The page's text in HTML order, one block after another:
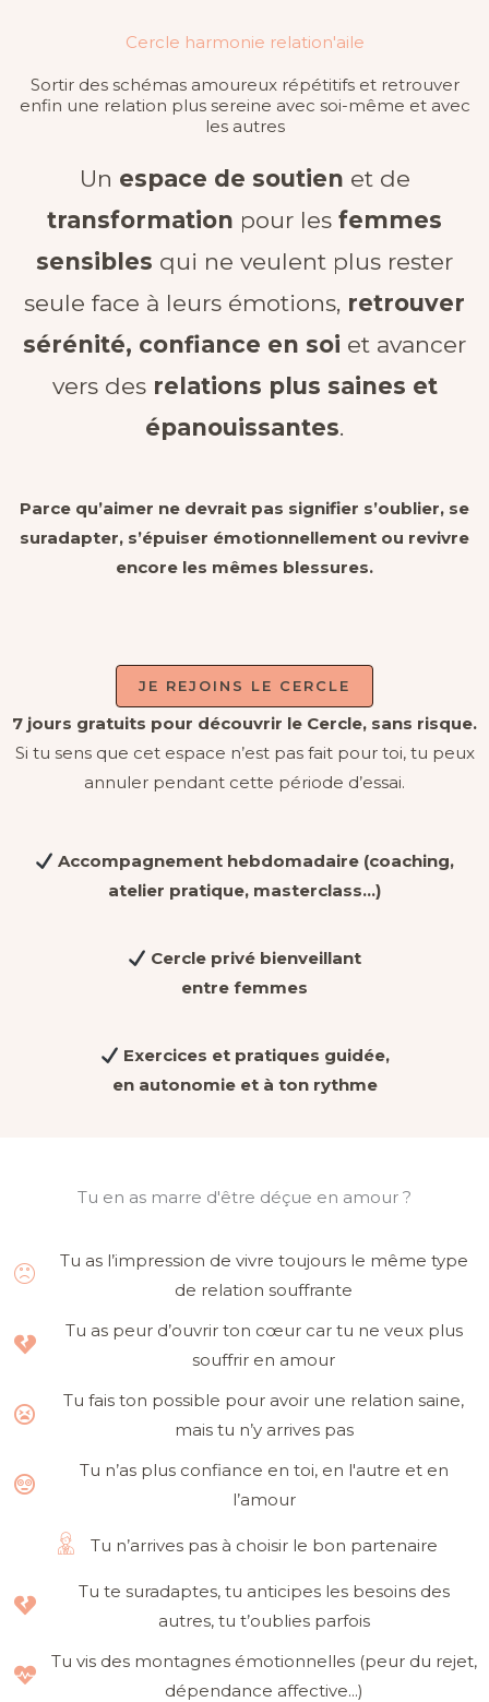
Cercle harmonie relation'aile
Sortir des schémas amoureux répétitifs et retrouver
enfin une relation plus sereine avec soi-même et avec
les autres
Un espace de soutien et de
transformation pour les femmes
sensibles qui ne veulent plus rester
seule face à leurs émotions, retrouver
sérénité, confiance en soi et avancer
vers des relations plus saines et
épanouissantes.
Parce qu’aimer ne devrait pas signifier s’oublier, se
suradapter, s’épuiser émotionnellement ou revivre
encore les mêmes blessures.
JE REJOINS LE CERCLE
7 jours gratuits pour découvrir le Cercle, sans risque.
Si tu sens que cet espace n’est pas fait pour toi, tu peux
annuler pendant cette période d’essai.
Accompagnement hebdomadaire (coaching,
atelier pratique, masterclass…)
Cercle privé bienveillant
entre femmes
Exercices et pratiques guidée,
en autonomie et à ton rythme
Tu en as marre d'être déçue en amour ?
Tu as l’impression de vivre toujours le même type
de relation souffrante
Tu as peur d’ouvrir ton cœur car tu ne veux plus
souffrir en amour
Tu fais ton possible pour avoir une relation saine,
mais tu n’y arrives pas
Tu n’as plus confiance en toi, en l'autre et en
l’amour
Tu n’arrives pas à choisir le bon partenaire
Tu te suradaptes, tu anticipes les besoins des
autres, tu t’oublies parfois
Tu vis des montagnes émotionnelles (peur du rejet,
dépendance affective...)